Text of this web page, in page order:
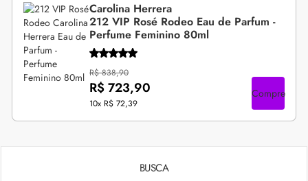
Carolina Herrera
212 VIP Rosé Rodeo Eau de Parfum -
Perfume Feminino 80ml
R$ 838,90
R$ 723,90
10x R$ 72,39
Compre
BUSCA